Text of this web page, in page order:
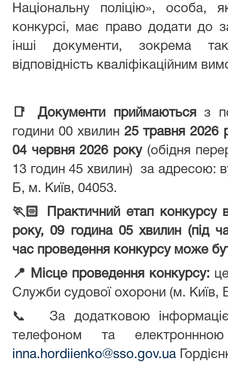
Національну поліцію»,
конкурсі, має право додати до
інші документи, зокрема
відповідність кваліфікаційним
📑Документи приймаються з
години 00 хвилин 25 травня 2026
04 червня 2026 року (обідня
13 годин 45 хвилин) за адресою:
Б, м. Київ, 04053.
🏃🏻 Практичний етап конкурсу
року, 09 година 05 хвилин (під
час проведення конкурсу може
📍
Місце проведення конкурсу:
Служби судової охорони (м. Київ,
📞 За додатковою
телефоном та
inna.hordiienko@sso.gov.ua